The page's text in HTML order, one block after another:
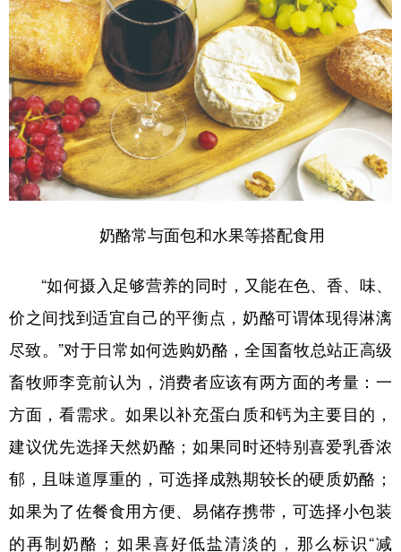
奶酪常与面包和水果等搭配食用
“如何摄入足够营养的同时，又能在色、香、味、
价之间找到适宜自己的平衡点，奶酪可谓体现得淋漓
尽致。”对于日常如何选购奶酪，全国畜牧总站正高级
畜牧师李竞前认为，消费者应该有两方面的考量：一
方面，看需求。如果以补充蛋白质和钙为主要目的，
建议优先选择天然奶酪；如果同时还特别喜爱乳香浓
郁，且味道厚重的，可选择成熟期较长的硬质奶酪；
如果为了佐餐食用方便、易储存携带，可选择小包装
的再制奶酪；如果喜好低盐清淡的，那么标识“减